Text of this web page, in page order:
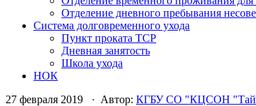
Отделение дневного пребывания
Система долговременного ухода
Пункт проката ТСР
Дневная занятость
Школа ухода
НОК
27 февраля 2019 · Автор: КГБУ СО "КЦСОН